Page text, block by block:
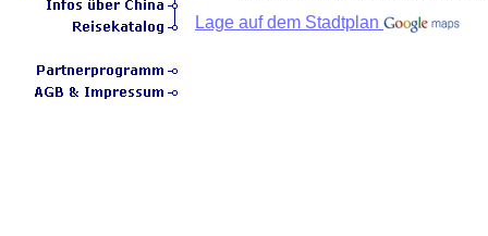
Lage auf dem Stadtplan